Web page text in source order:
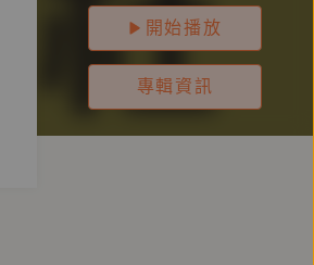
開始播放
專輯資訊